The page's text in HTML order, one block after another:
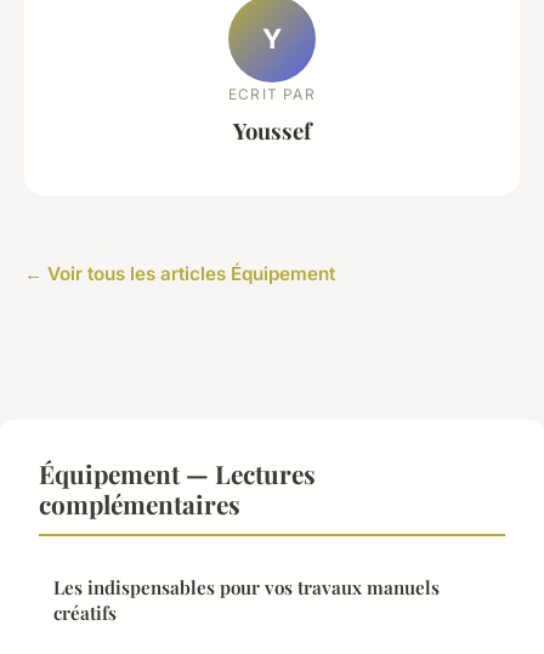
Y
ECRIT PAR
Youssef
← Voir tous les articles Équipement
Équipement — Lectures
complémentaires
Les indispensables pour vos travaux manuels
créatifs